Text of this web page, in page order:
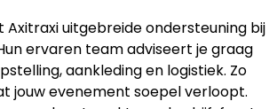
Axitraxi uitgebreide ondersteuning bij
ervaren team adviseert je graag
aankleding en logistiek. Zo
jouw evenement soepel verloopt.